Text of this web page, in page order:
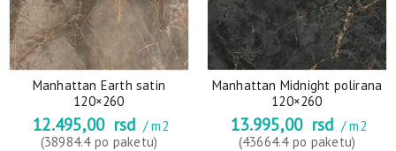
Manhattan Earth satin
120×260
12.495,00 rsd / m2
(38984.4 po paketu)
Manhattan Midnight polirana
120×260
13.995,00 rsd / m2
(43664.4 po paketu)